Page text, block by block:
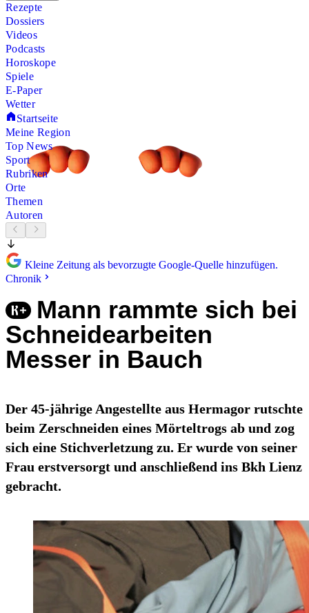
Rezepte
Dossiers
Videos
Podcasts
Horoskope
Spiele
E-Paper
Wetter
Startseite
Meine Region
Top News
Sport
Rubriken
Orte
Themen
Autoren
Kleine Zeitung als bevorzugte Google-Quelle hinzufügen.
Chronik
Mann rammte sich bei
Schneidearbeiten
Messer in Bauch
Der 45-jährige Angestellte aus Hermagor rutschte
beim Zerschneiden eines Mörteltrogs ab und zog
sich eine Stichverletzung zu. Er wurde von seiner
Frau erstversorgt und anschließend ins Bkh Lienz
gebracht.